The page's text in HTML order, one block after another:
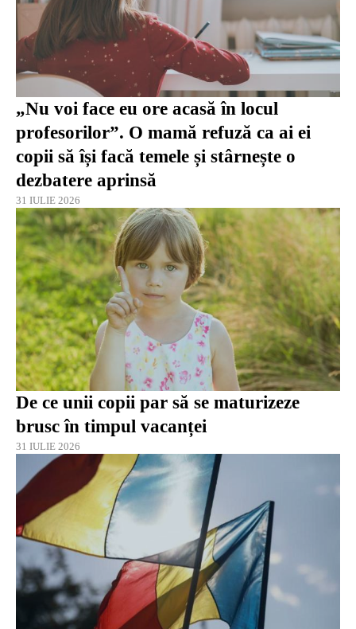
„Nu voi face eu ore acasă în locul
profesorilor”. O mamă refuză ca ai ei
copii să își facă temele și stârnește o
dezbatere aprinsă
31 IULIE 2026
De ce unii copii par să se maturizeze
brusc în timpul vacanței
31 IULIE 2026